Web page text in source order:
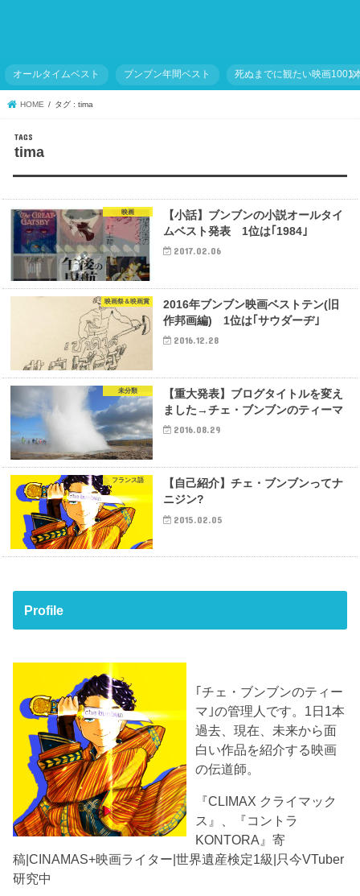
オールタイムベスト ブンブン年間ベスト 死ぬまでに観たい映画1001
HOME タグ : tima
tima
映画
【小話】ブンブンの小説オールタイ
ムベスト発表 1位は｢1984｣
2017.02.06
映画祭＆映画賞
2016年ブンブン映画ベストテン(旧
作邦画編) 1位は｢サウダーヂ｣
2016.12.28
未分類
【重大発表】ブログタイトルを変え
ました→チェ・ブンブンのティーマ
2016.08.29
フランス語
【自己紹介】チェ・ブンブンってナ
ニジン?
2015.02.05
Profile
｢チェ・ブンブンのティー
マ｣の管理人です。1日1本
過去、現在、未来から面
白い作品を紹介する映画
の伝道師。
『CLIMAX クライマック
ス』、『コントラ
KONTORA』寄
稿|CINAMAS+映画ライター|世界遺産検定1級|只今VTuber
研究中